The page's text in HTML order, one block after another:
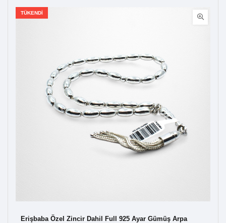
TÜKENDI
Erişbaba Özel Zincir Dahil Full 925 Ayar Gümüş Arpa